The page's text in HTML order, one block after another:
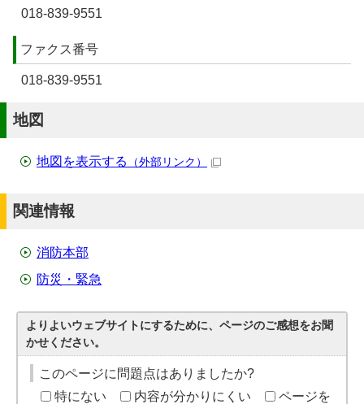
018-839-9551
ファクス番号
018-839-9551
地図
地図を表示する （外部リンク）
関連情報
消防本部
防災・緊急
よりよいウェブサイトにするために、ページのご感想をお聞
かせください。
このページに問題点はありましたか?
特にない
内容が分かりにくい
ページを